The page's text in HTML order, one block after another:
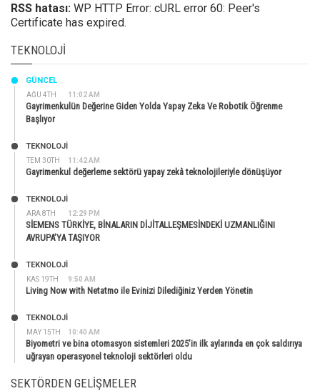
RSS hatası: WP HTTP Error: cURL error 60: Peer's
Certificate has expired.
TEKNOLOJI
AĞU 4TH 11:02 AM
GÜNCEL
Gayrimenkulün Değerine Giden Yolda Yapay Zeka Ve Robotik Öğrenme
Başlıyor
TEM 30TH 11:42 AM
TEKNOLOJİ
Gayrimenkul değerleme sektörü yapay zekâ teknolojileriyle dönüşüyor
ARA 8TH 12:29 PM
TEKNOLOJİ
SİEMENS TÜRKİYE, BİNALARIN DİJİTALLEŞMESİNDEKİ UZMANLIĞINI
AVRUPA’YA TAŞIYOR
KAS 19TH 9:50 AM
TEKNOLOJİ
Living Now with Netatmo ile Evinizi Dilediğiniz Yerden Yönetin
MAY 15TH 10:40 AM
TEKNOLOJİ
Biyometri ve bina otomasyon sistemleri 2025’in ilk aylarında en çok saldırıya
uğrayan operasyonel teknoloji sektörleri oldu
SEKTÖRDEN GELIŞMELER